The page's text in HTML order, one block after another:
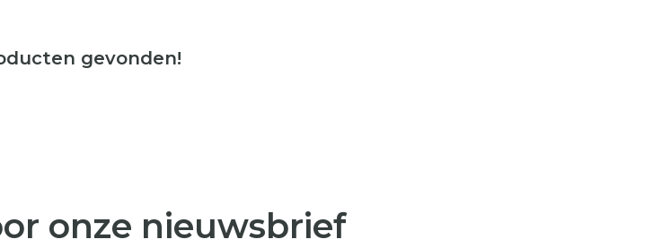
gevonden!
onze nieuwsbrief